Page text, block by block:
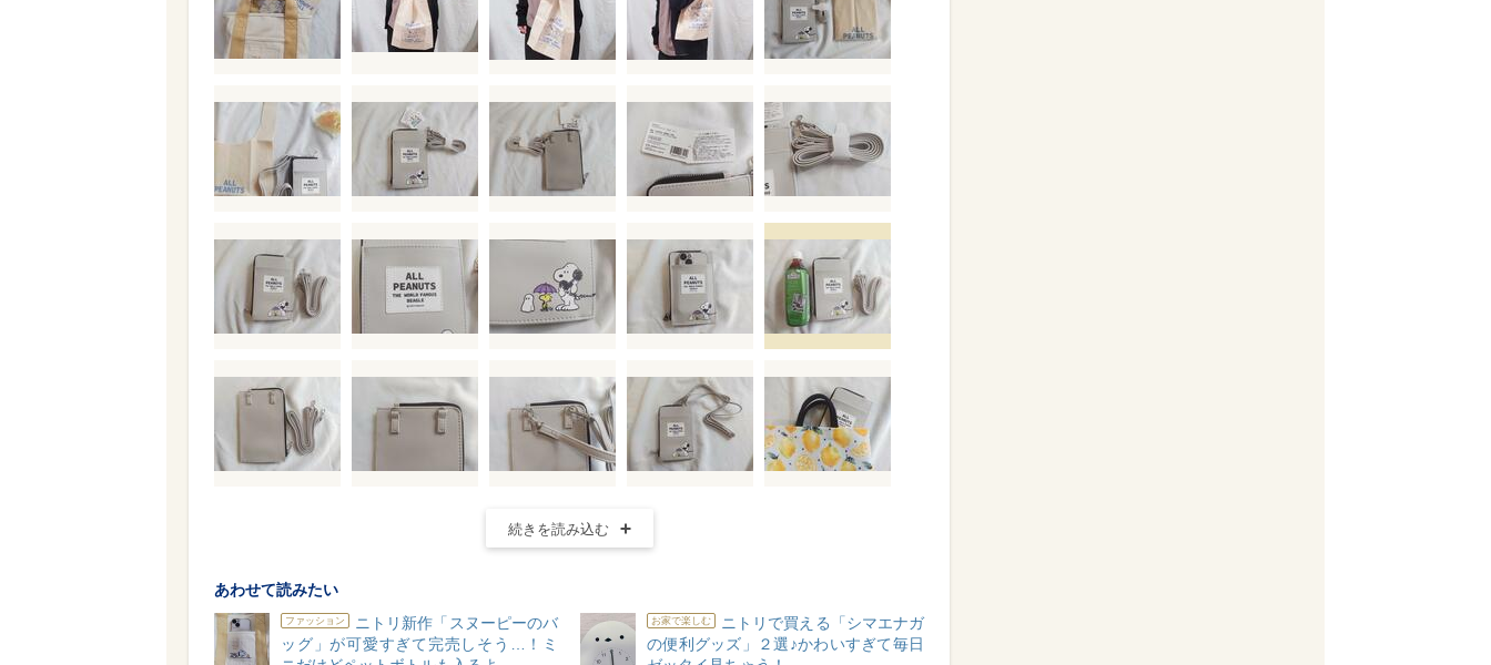
続きを読み込む
あわせて読みたい
ファッション
ニトリ新作「スヌーピーのバ
ッグ」が可愛すぎて完売しそう…！ミ
お家で楽しむ
ニトリで買える「シマエナガ
の便利グッズ」２選♪かわいすぎて毎日